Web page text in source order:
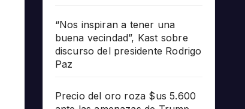
“Nos inspiran a tener una
buena vecindad”, Kast sobre
discurso del presidente Rodrigo
Paz
Precio del oro roza $us 5.600